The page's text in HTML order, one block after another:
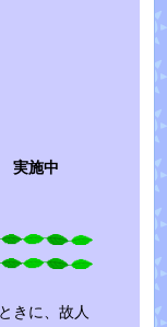
実施中
きに、故人